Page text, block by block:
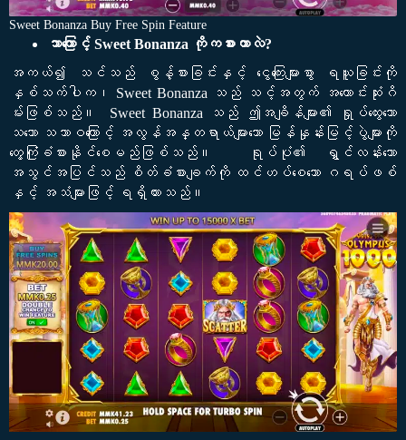
Sweet Bonanza Buy Free Spin Feature
ဘာကြောင့် Sweet Bonanza ကိုကစားတာလဲ?
အကယ်၍ သင်သည် စွန့်စားခြင်းနှင့် ငွေကြေးများစွာ ရယူခြင်းကို
နှစ်သက်ပါက၊ Sweet Bonanza သည် သင့်အတွက် အကောင်းဆုံးဂိ
မ်းဖြစ်သည်။ Sweet Bonanza သည် ဤအချိန်များ၏ ရှုပ်ထွေးသော
သဘော သဘာဝကြောင့် အလွန်အန္တရာယ်များသော မြန်နှုန်းမြင့်ပွဲများကို
တွေ့ကြုံခံစားနိုင်စေမည်ဖြစ်သည်။ ရုပ်ပုံ၏ ရွှင်လန်းသော
အသွင်အပြင်သည် စိတ်ခံစားချက်ကို ထင်ဟပ်စေသော ဂရပ်ဖစ်
နှင့် အသံများဖြင့် ရရှိထားသည်။